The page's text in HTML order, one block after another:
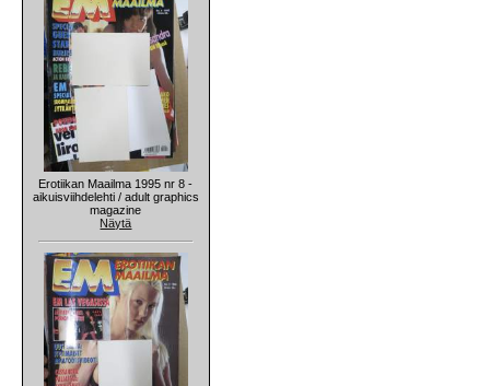
Erotiikan Maailma 1995 nr 8 -
aikuisviihdelehti / adult graphics
magazine
Näytä